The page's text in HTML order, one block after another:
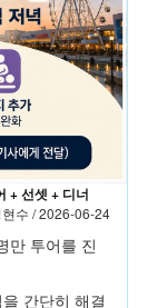
+ 선셋 + 디너
수 / 2026-06-24
만 투어를 진
간단히 해결